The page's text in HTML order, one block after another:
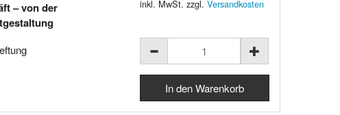
– von der
inkl. MwSt. zzgl.Versandkosten